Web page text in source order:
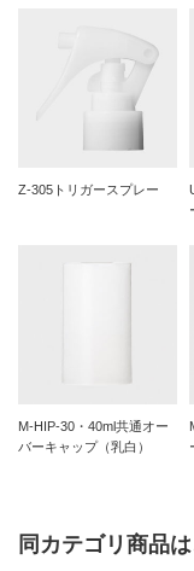
Z-305トリガースプレー
M-HIP-30・40ml共通オー
バーキャップ（乳白）
同カテゴリ商品